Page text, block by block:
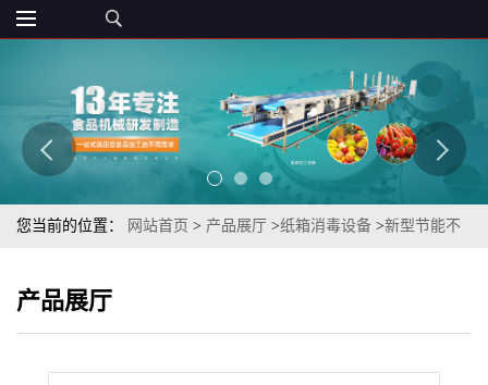
您当前的位置： 网站首页 > 产品展厅 >纸箱消毒设备 >新型节能不
产品展厅